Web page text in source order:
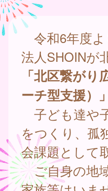
令和6年度よ
法人SHOINが
「北区繋が
ーチ型支援）」
子ども達や
をつくり、孤
会課題として
ご自身の地